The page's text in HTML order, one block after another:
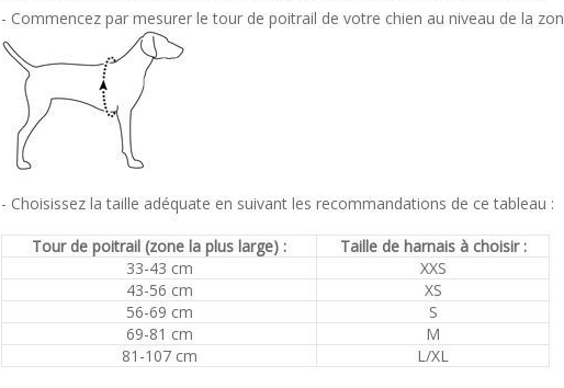
- Commencez par mesurer le tour de poitrail de votre chien au niveau de la
- Choisissez la taille adéquate en suivant les recommandations de ce tableau :
Tour de poitrail (zone la plus large) :
Taille de harnais à choisir :
33-43 cm
XXS
43-56 cm
XS
56-69 cm
S
69-81 cm
M
81-107 cm
L/XL